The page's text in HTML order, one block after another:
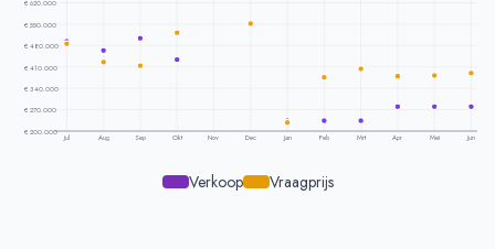
€ 620.000
€ 550.000
€ 480.000
€ 410.000
€ 340.000
€ 270.000
€ 200.000
Jul Aug Sep Okt Nov Dec Jan Feb Mrt Apr Mei Jun
Verkoop Vraagprijs